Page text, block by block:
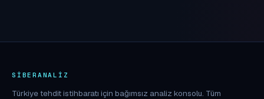
SIBERANALIZ
Türkiye tehdit istihbaratı için bağımsız analiz konsolu. Tüm